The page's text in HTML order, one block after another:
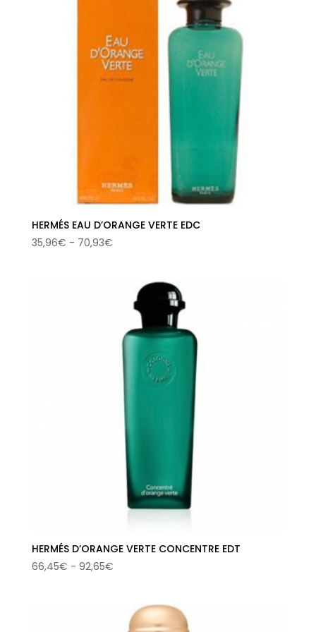
HERMÉS EAU D’ORANGE VERTE EDC
35,96€ - 70,93€Rango
desde
35,96€
70,93€
HERMÉS D’ORANGE VERTE CONCENTRE EDT
66,45€ - 92,65€Rango
desde